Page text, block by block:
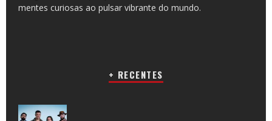
mentes curiosas ao pulsar vibrante do mundo.
+ RECENTES